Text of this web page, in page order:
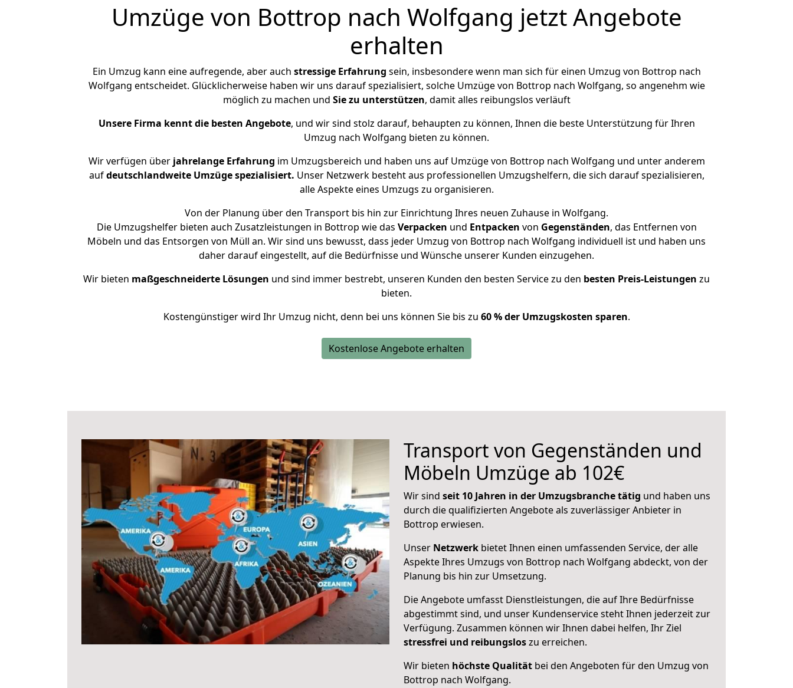
Umzüge von Bottrop nach Wolfgang jetzt Angebote
erhalten
Ein Umzug kann eine aufregende, aber auch stressige Erfahrung sein, insbesondere wenn man sich für einen Umzug von Bottrop nach
Wolfgang entscheidet. Glücklicherweise haben wir uns darauf spezialisiert, solche Umzüge von Bottrop nach Wolfgang, so angenehm wie
möglich zu machen und Sie zu unterstützen, damit alles reibungslos verläuft
Unsere Firma kennt die besten Angebote, und wir sind stolz darauf, behaupten zu können, Ihnen die beste Unterstützung für Ihren
Umzug nach Wolfgang bieten zu können.
Wir verfügen überjahrelange Erfahrung im Umzugsbereich und haben uns auf Umzüge von Bottrop nach Wolfgang und unter anderem
aufdeutschlandweite Umzüge spezialisiert. Unser Netzwerk besteht aus professionellen Umzugshelfern, die sich darauf spezialisieren,
alle Aspekte eines Umzugs zu organisieren.
Von der Planung über den Transport bis hin zur Einrichtung Ihres neuen Zuhause in Wolfgang.
Die Umzugshelfer bieten auch Zusatzleistungen in Bottrop wie das Verpacken und Entpacken von Gegenständen, das Entfernen von
Möbeln und das Entsorgen von Müll an. Wir sind uns bewusst, dass jeder Umzug von Bottrop nach Wolfgang individuell ist und haben uns
daher darauf eingestellt, auf die Bedürfnisse und Wünsche unserer Kunden einzugehen.
Wir bieten maßgeschneiderte Lösungen und sind immer bestrebt, unseren Kunden den besten Service zu den besten Preis-Leistungen zu
bieten.
Kostengünstiger wird Ihr Umzug nicht, denn bei uns können Sie bis zu 60 % der Umzugskosten sparen.
Kostenlose Angebote erhalten
Transport von Gegenständen und
Möbeln Umzüge ab 102€
Wir sind seit 10 Jahren in der Umzugsbranche tätig und haben uns
durch die qualifizierten Angebote als zuverlässiger Anbieter in
Bottrop erwiesen.
Unser Netzwerk bietet Ihnen einen umfassenden Service, der alle
Aspekte Ihres Umzugs von Bottrop nach Wolfgang abdeckt, von der
Planung bis hin zur Umsetzung.
Die Angebote umfasst Dienstleistungen, die auf Ihre Bedürfnisse
abgestimmt sind, und unser Kundenservice steht Ihnen jederzeit zur
Verfügung. Zusammen können wir Ihnen dabei helfen, Ihr Ziel
stressfrei und reibungsloszu erreichen.
Wir bieten höchste Qualität bei den Angeboten für den Umzug von
Bottrop nach Wolfgang.